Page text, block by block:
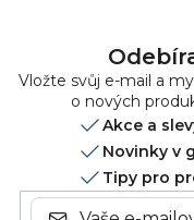
Vložte svůj e-mail a
o nových
Akce a
Novinky v
Tipy pro